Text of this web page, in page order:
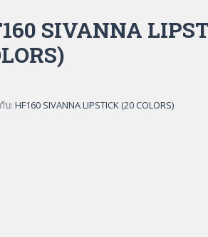
SIVANNA
บ: HF160 SIVANNA LIPSTICK (20 COLORS)